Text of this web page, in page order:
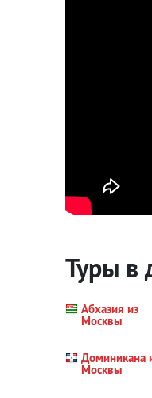
Туры в
Абхазия из
Москвы
Доминикана
Москвы